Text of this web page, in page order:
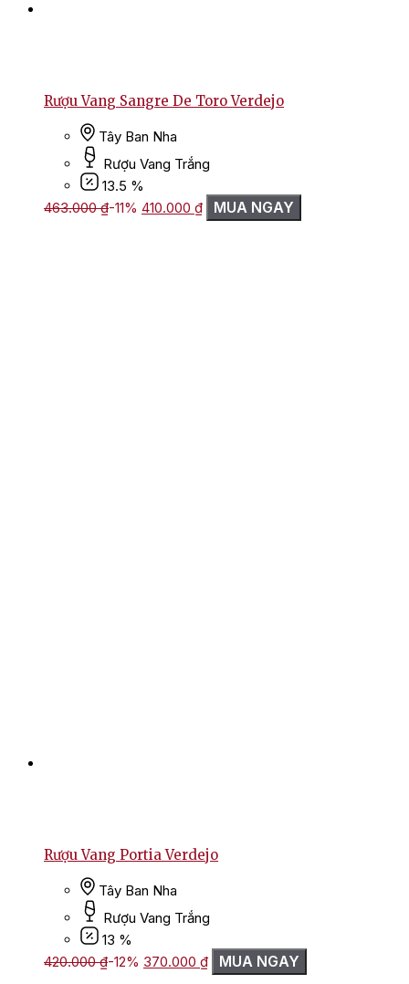
Rượu Vang Sangre De Toro Verdejo
Tây Ban Nha
Rượu Vang Trắng
13.5 %
463.000₫-11% Giá
gốc
410.000 ₫Giá
hiện
MUA NGAY
Rượu Vang Portia Verdejo
Tây Ban Nha
Rượu Vang Trắng
13 %
420.000₫-12% Giá
gốc
370.000 ₫Giá
hiện
MUA NGAY